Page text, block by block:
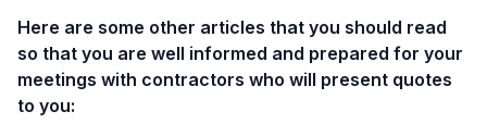
Here are some other articles that you should read
so that you are well informed and prepared for your
meetings with contractors who will present quotes
to you: